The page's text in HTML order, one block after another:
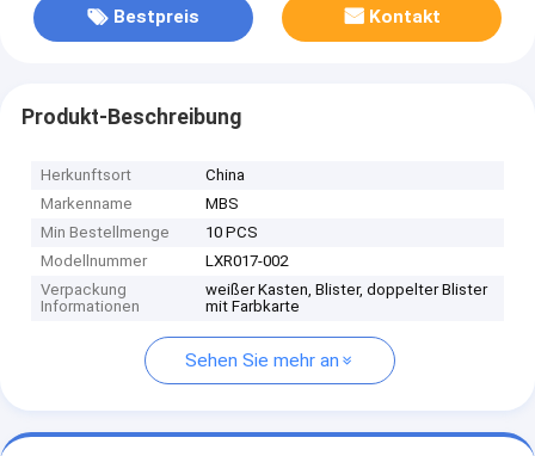
Bestpreis Kontakt
Produkt-Beschreibung
Herkunftsort
China
Markenname
MBS
Min Bestellmenge
10 PCS
Modellnummer
LXR017-002
Verpackung
Informationen
weißer Kasten, Blister, doppelter Blister
mit Farbkarte
Sehen Sie mehr an